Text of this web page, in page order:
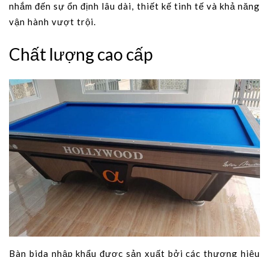
nhắm đến sự ổn định lâu dài, thiết kế tinh tế và khả năng
vận hành vượt trội.
Chất lượng cao cấp
Bàn bida nhập khẩu được sản xuất bởi các thương hiệu